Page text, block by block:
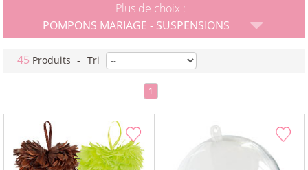
Plus de choix :
POMPONS MARIAGE - SUSPENSIONS
45 Produits - Tri
1